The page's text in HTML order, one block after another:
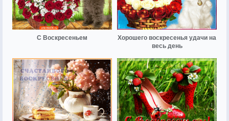
С Воскресеньем
Хорошего воскресенья удачи на
весь день